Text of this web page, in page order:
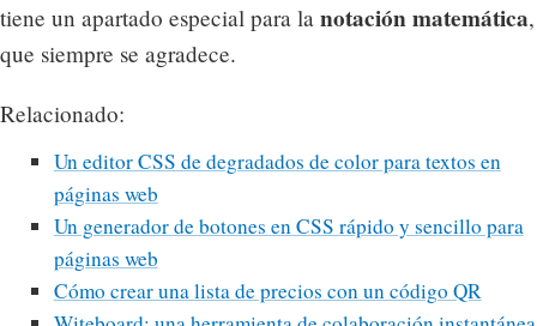
tiene un apartado especial para la notación matemática,
que siempre se agradece.
Relacionado:
Un editor CSS de degradados de color para textos en
páginas web
Un generador de botones en CSS rápido y sencillo para
páginas web
Cómo crear una lista de precios con un código QR